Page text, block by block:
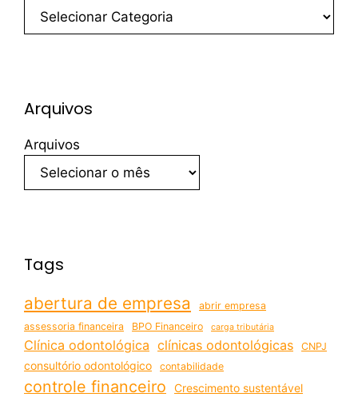
Arquivos
Arquivos
Tags
abertura de empresa
abrir empresa
assessoria financeira
BPO Financeiro carga tributária
Clínica odontológica clínicas odontológicas CNPJ
consultório odontológico contabilidade
controle financeiro Crescimento sustentável